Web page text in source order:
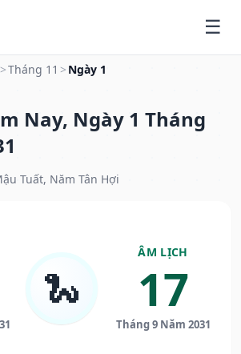
>Tháng 11 > Ngày 1
Nay, Ngày 1 Tháng
Tuất, Năm Tân Hợi
🐍
ÂM LỊCH
17
Tháng 9 Năm 2031